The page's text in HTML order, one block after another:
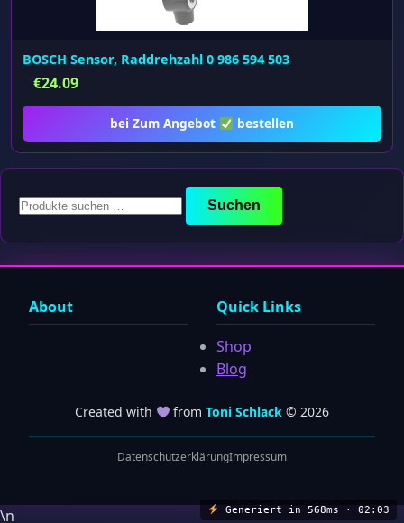
BOSCH Sensor, Raddrehzahl 0 986 594 503
€24.09
bei Zum Angebot bestellen
Suchen
nach:
Suchen
About Quick Links
Shop
Blog
Created with fromToni Schlack © 2026
DatenschutzerklärungImpressum
\n Generiert in 568ms · 02:03